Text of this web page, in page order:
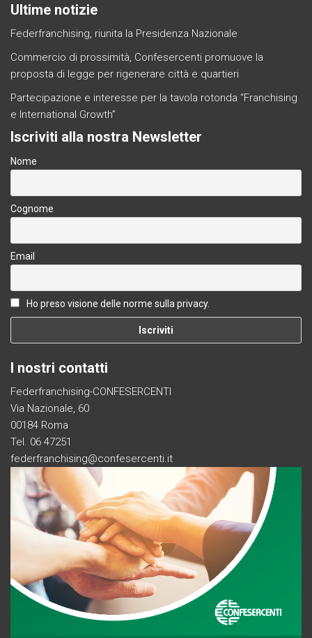
Ultime notizie
Federfranchising, riunita la Presidenza Nazionale
Commercio di prossimità, Confesercenti promuove la
proposta di legge per rigenerare città e quartieri
Partecipazione e interesse per la tavola rotonda “Franchising
e International Growth”
Iscriviti alla nostra Newsletter
Nome
Cognome
Email
Ho preso visione delle norme sulla privacy.
I nostri contatti
Federfranchising-CONFESERCENTI
Via Nazionale, 60
00184 Roma
Tel. 06 47251
federfranchising@confesercenti.it